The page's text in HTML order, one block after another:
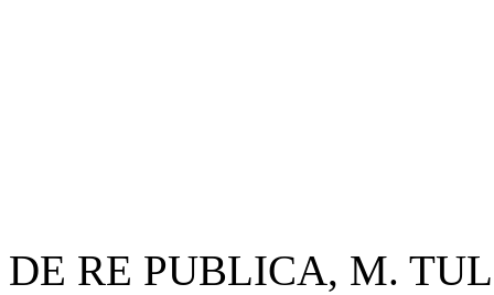
DE RE PUBLICA, M.